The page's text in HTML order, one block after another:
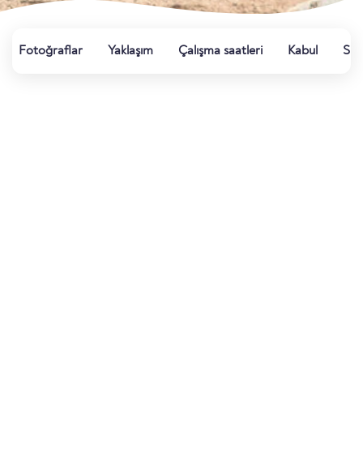
Fotoğraflar Yaklaşım Çalışma saatleri Kabul Su